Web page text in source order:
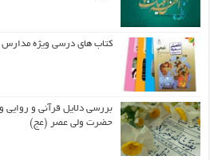
کتاب های درسی ویژه
بررسی دلایل قرآنی و روایی
حضرت ولی عصر (عج)